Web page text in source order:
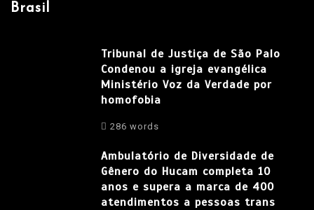
Brasil
Tribunal de Justiça de São Palo
Condenou a igreja evangélica
Ministério Voz da Verdade por
homofobia
286 words
Ambulatório de Diversidade de
Gênero do Hucam completa 10
anos e supera a marca de 400
atendimentos a pessoas trans